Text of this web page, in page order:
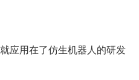
用在了仿生机器人的研发